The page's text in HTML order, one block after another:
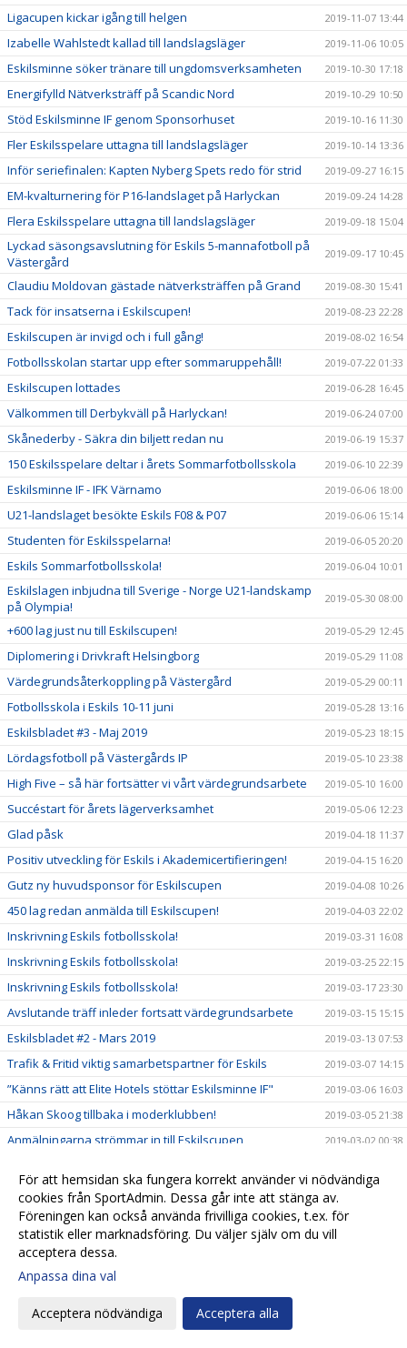
Ligacupen kickar igång till helgen 2019-11-07 13:44
Izabelle Wahlstedt kallad till landslagsläger 2019-11-06 10:05
Eskilsminne söker tränare till ungdomsverksamheten 2019-10-30 17:18
Energifylld Nätverksträff på Scandic Nord 2019-10-29 10:50
Stöd Eskilsminne IF genom Sponsorhuset 2019-10-16 11:30
Fler Eskilsspelare uttagna till landslagsläger 2019-10-14 13:36
Inför seriefinalen: Kapten Nyberg Spets redo för strid 2019-09-27 16:15
EM-kvalturnering för P16-landslaget på Harlyckan 2019-09-24 14:28
Flera Eskilsspelare uttagna till landslagsläger 2019-09-18 15:04
Lyckad säsongsavslutning för Eskils 5-mannafotboll på
Västergård
2019-09-17 10:45
Claudiu Moldovan gästade nätverksträffen på Grand 2019-08-30 15:41
Tack för insatserna i Eskilscupen! 2019-08-23 22:28
Eskilscupen är invigd och i full gång! 2019-08-02 16:54
Fotbollsskolan startar upp efter sommaruppehåll! 2019-07-22 01:33
Eskilscupen lottades 2019-06-28 16:45
Välkommen till Derbykväll på Harlyckan! 2019-06-24 07:00
Skånederby - Säkra din biljett redan nu 2019-06-19 15:37
150 Eskilsspelare deltar i årets Sommarfotbollsskola 2019-06-10 22:39
Eskilsminne IF - IFK Värnamo 2019-06-06 18:00
U21-landslaget besökte Eskils F08 & P07 2019-06-06 15:14
Studenten för Eskilsspelarna! 2019-06-05 20:20
Eskils Sommarfotbollsskola! 2019-06-04 10:01
Eskilslagen inbjudna till Sverige - Norge U21-landskamp
på Olympia!
2019-05-30 08:00
+600 lag just nu till Eskilscupen! 2019-05-29 12:45
Diplomering i Drivkraft Helsingborg 2019-05-29 11:08
Värdegrundsåterkoppling på Västergård 2019-05-29 00:11
Fotbollsskola i Eskils 10-11 juni 2019-05-28 13:16
Eskilsbladet #3 - Maj 2019 2019-05-23 18:15
Lördagsfotboll på Västergårds IP 2019-05-10 23:38
High Five – så här fortsätter vi vårt värdegrundsarbete 2019-05-10 16:00
Succéstart för årets lägerverksamhet 2019-05-06 12:23
Glad påsk 2019-04-18 11:37
Positiv utveckling för Eskils i Akademicertifieringen! 2019-04-15 16:20
Gutz ny huvudsponsor för Eskilscupen 2019-04-08 10:26
450 lag redan anmälda till Eskilscupen! 2019-04-03 22:02
Inskrivning Eskils fotbollsskola! 2019-03-31 16:08
Inskrivning Eskils fotbollsskola! 2019-03-25 22:15
Inskrivning Eskils fotbollsskola! 2019-03-17 23:30
Avslutande träff inleder fortsatt värdegrundsarbete 2019-03-15 15:15
Eskilsbladet #2 - Mars 2019 2019-03-13 07:53
Trafik & Fritid viktig samarbetspartner för Eskils 2019-03-07 14:15
”Känns rätt att Elite Hotels stöttar Eskilsminne IF" 2019-03-06 16:03
Håkan Skoog tillbaka i moderklubben! 2019-03-05 21:38
Anmälningarna strömmar in till Eskilscupen 2019-03-02 00:38
Market Insight värdefull samarbetspartner 2019-02-27 08:20
Kansliet stängt tisdag 26/2 2019-02-26 08:27
Biljetter till Svenska Cupen! 2019-02-22 21:00
Tisdag 12/2 är kansliet stängt!
För att hemsidan ska fungera korrekt använder vi nödvändiga
cookies från SportAdmin. Dessa går inte att stänga av.
Föreningen kan också använda frivilliga cookies, t.ex. för
statistik eller marknadsföring. Du väljer själv om du vill
acceptera dessa.
Anpassa dina val
Acceptera nödvändiga Acceptera alla